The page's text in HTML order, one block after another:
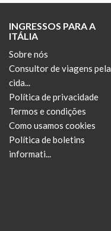
INGRESSOS PARA A
ITÁLIA
Sobre nós
Consultor de viagens pela
cida...
Política de privacidade
Termos e condições
Como usamos cookies
Política de boletins
informati...